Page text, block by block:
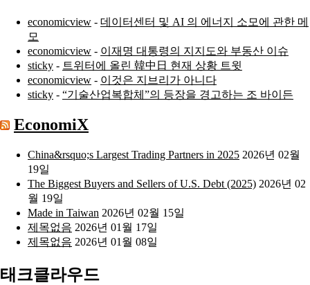
economicview - 데이터센터 및 AI 의 에너지 소모에 관한 메
모
economicview - 이재명 대통령의 지지도와 부동산 이슈
sticky - 트위터에 올린 韓中日 현재 상황 트윗
economicview - 이것은 지브리가 아니다
sticky - “기술산업복합체”의 등장을 경고하는 조 바이든
EconomiX
China&rsquo;s Largest Trading Partners in 2025 2026년 02월
19일
The Biggest Buyers and Sellers of U.S. Debt (2025) 2026년 02
월 19일
Made in Taiwan 2026년 02월 15일
제목없음 2026년 01월 17일
제목없음 2026년 01월 08일
태크클라우드